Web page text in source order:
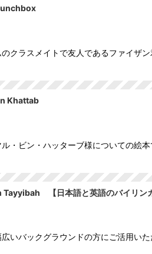
クラスメイトで友人であるファイザ
Khattab
・ビン・ハッターブ様についての絵
【日本語と英語のバイリンガ
いバックグラウンドの方にご活用い